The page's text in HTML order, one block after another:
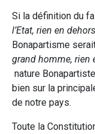
Si la définition du
l’Etat, rien en
Bonapartisme
grand homme, rien
nature
bien sur la
de notre pays.
Toute la